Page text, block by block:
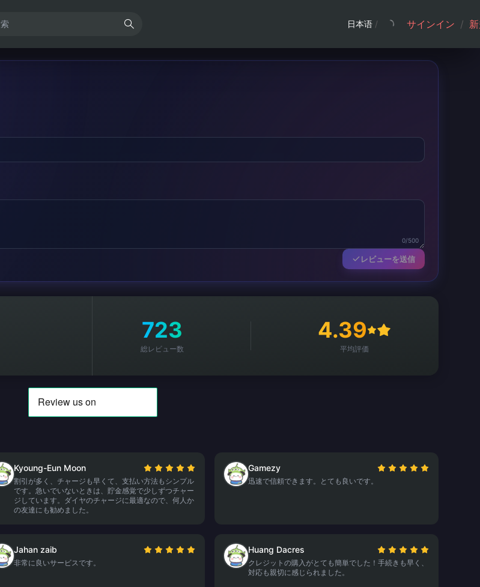
日本语 / サインイン /
0/500
レビューを送信
723
総レビュー数
4.39
平均評価
Kyoung-Eun Moon
割引が多く、チャージも早くて、支払い方法もシンプル
です。急いでいないときは、貯金感覚で少しずつチャー
ジしています。ダイヤのチャージに最適なので、何人か
の友達にも勧めました。
Gamezy
迅速で信頼できます。とても良いです。
Jahan zaib
非常に良いサービスです。
Huang Dacres
クレジットの購入がとても簡単でした！手続きも早く、
対応も親切に感じられました。